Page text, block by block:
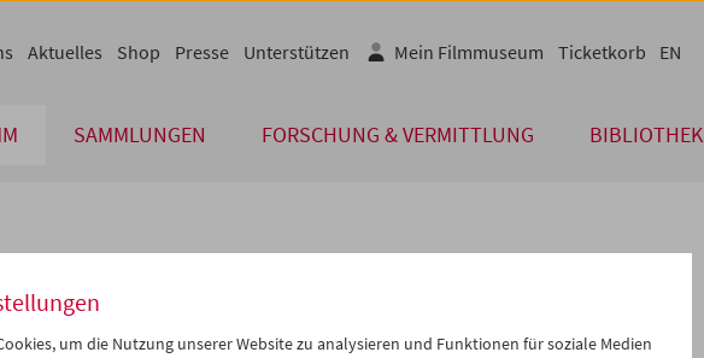
SAMMLUNGEN FORSCHUNG & VERMITTLUNG BIBLIOTHEK
Aktuelles Shop Presse Unterstützen Mein Filmmuseum Ticketkorb EN
Okt 2027 >> iCalender
um die Nutzung unserer Website zu analysieren und Funktionen für soziale Medien